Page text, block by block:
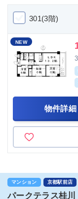
301(3階)
NEW
物件詳細
マンション 京都駅前店
パークテラス桂川